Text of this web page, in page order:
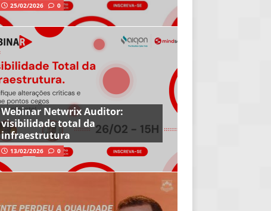
25/02/2026 0
Webinar Netwrix Auditor:
visibilidade total da
infraestrutura
13/02/2026 0